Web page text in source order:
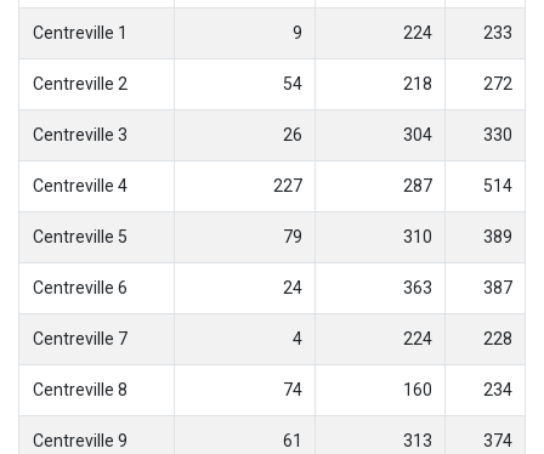
Centreville 1 9 224 233
Centreville 2 54 218 272
Centreville 3 26 304 330
Centreville 4 227 287 514
Centreville 5 79 310 389
Centreville 6 24 363 387
Centreville 7 4 224 228
Centreville 8 74 160 234
Centreville 9 61 313 374